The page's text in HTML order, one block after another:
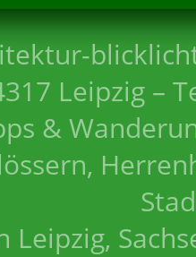
Leipzig –
&
Leipzig,